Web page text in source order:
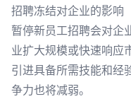
招聘冻结对企业的影响
暂停新员工招聘会对企
业扩大规模或快速响应
引进具备所需技能和经
争力也将减弱。